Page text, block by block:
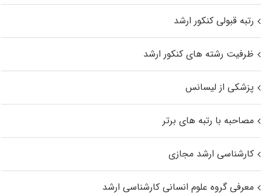
رتبه قبولی کنکور ارشد
ظرفیت رشته های کنکور ارشد
پزشکی از لیسانس
مصاحبه با رتبه های برتر
کارشناسی ارشد مجازی
معرفی گروه علوم انسانی کارشناسی ارشد